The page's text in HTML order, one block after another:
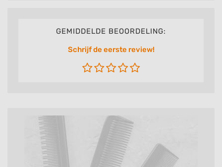
GEMIDDELDE BEOORDELING:
Schrijf de eerste review!